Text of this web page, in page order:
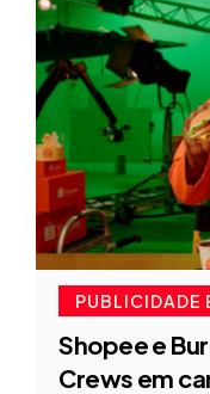
PUBLICIDADE
Shopee e
Crews em